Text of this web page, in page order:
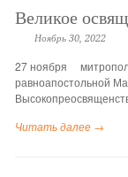
Великое
Ноябрь 30, 2022
27 ноября
равноапостольной
Читать далее →